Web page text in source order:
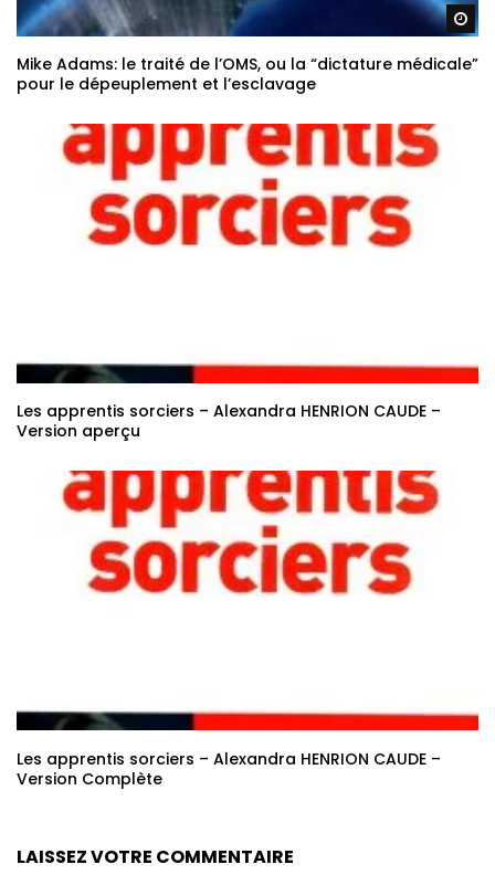
Mike Adams: le traité de l’OMS, ou la “dictature médicale”
pour le dépeuplement et l’esclavage
Les apprentis sorciers – Alexandra HENRION CAUDE –
Version aperçu
Les apprentis sorciers – Alexandra HENRION CAUDE –
Version Complète
LAISSEZ VOTRE COMMENTAIRE